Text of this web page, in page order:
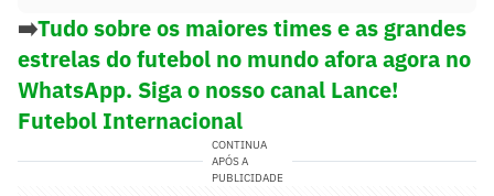
➡️Tudo sobre os maiores times e as grandes
estrelas do futebol no mundo afora agora no
WhatsApp. Siga o nosso canal Lance!
Futebol Internacional
CONTINUA
APÓS A
PUBLICIDADE